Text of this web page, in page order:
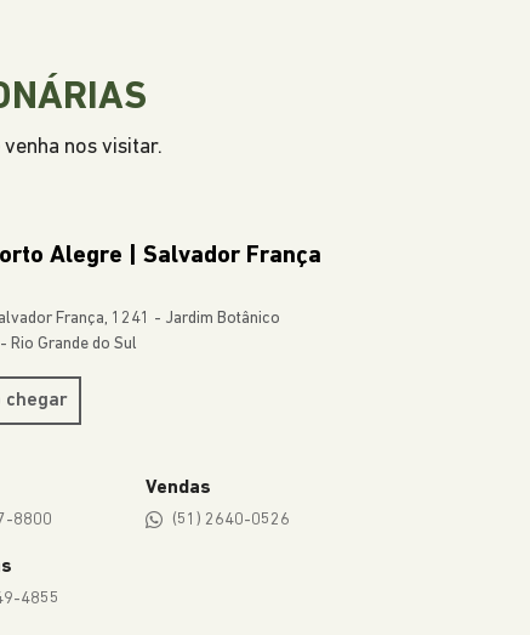
nos visitar.
Alegre | Salvador França
França, 1241 - Jardim Botânico
Rio Grande do Sul
chegar
8800
Vendas
(51) 2640-0526
4855